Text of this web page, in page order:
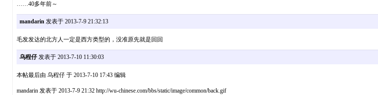
……40多年前～
mandarin发表于 2013-7-9 21:32:13
毛发发达的北方人一定是西方类型的，没准原先就是回回
乌程仔发表于 2013-7-10 11:30:03
本帖最后由 乌程仔 于 2013-7-10 17:43 编辑
mandarin 发表于 2013-7-9 21:32 http://wu-chinese.com/bbs/static/image/common/back.gif